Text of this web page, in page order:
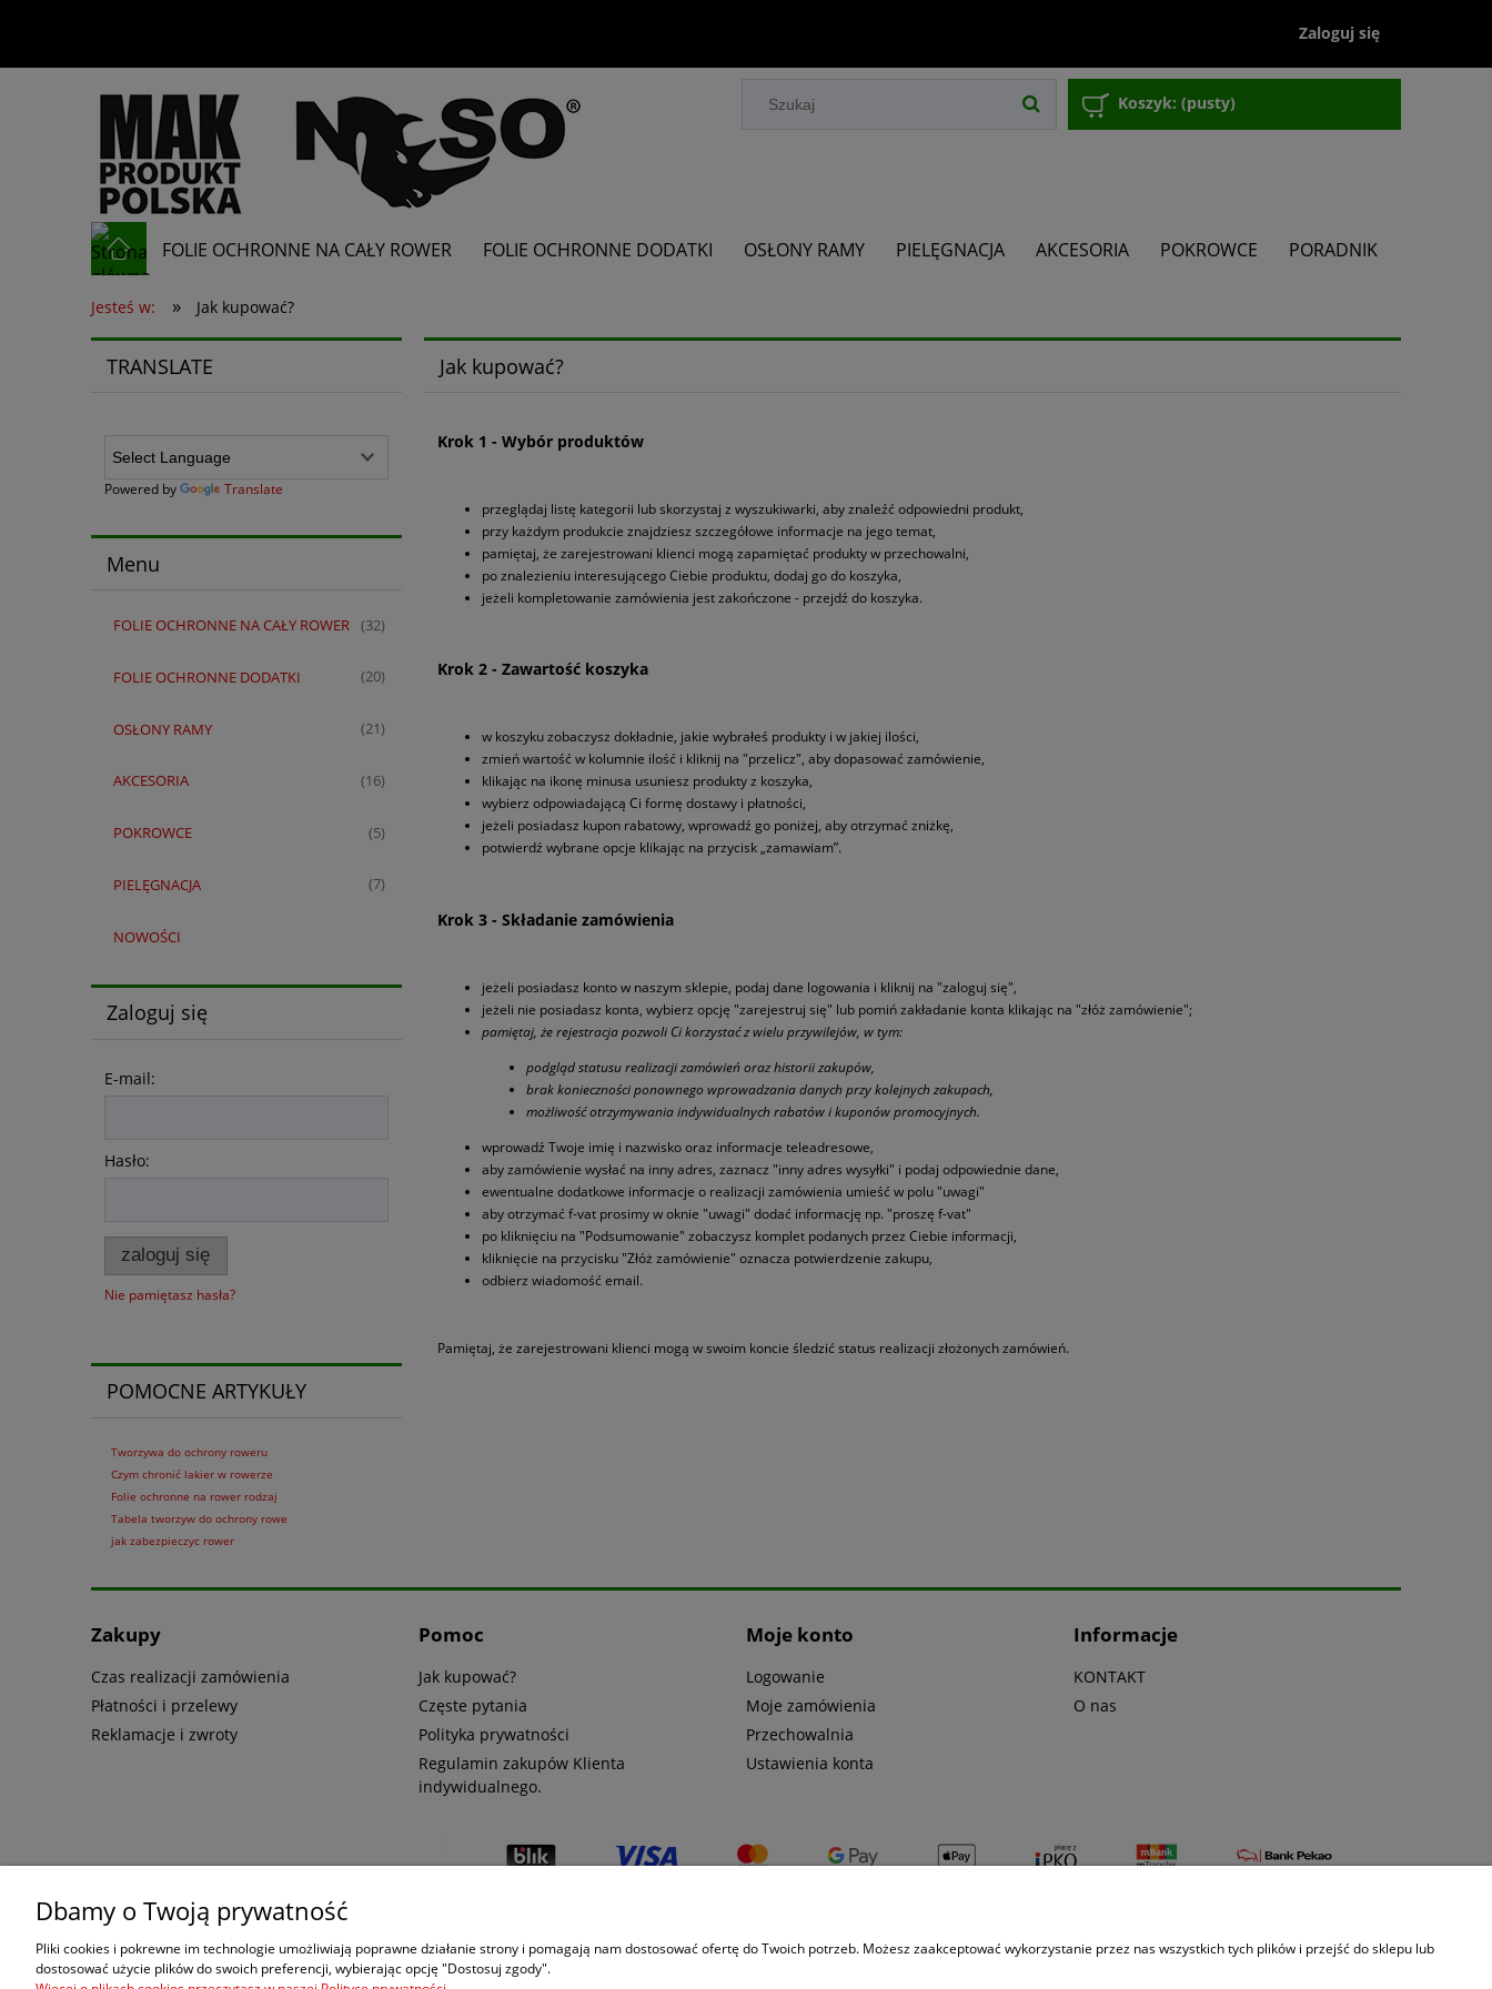
Zaloguj się
Koszyk: (pusty)
FOLIE OCHRONNE NA CAŁY ROWER FOLIE OCHRONNE DODATKI OSŁONY RAMY PIELĘGNACJA AKCESORIA POKROWCE PORADNIK
OSŁONY POD ŁAŃCUCH
Jesteś w: » Jak kupować?
TRANSLATE
Powered by Translate
Menu
FOLIE OCHRONNE NA CAŁY ROWER (32)
FOLIE OCHRONNE DODATKI (20)
OSŁONY RAMY (21)
AKCESORIA (16)
POKROWCE (5)
PIELĘGNACJA (7)
NOWOŚCI
Zaloguj się
E-mail:
Hasło:
zaloguj się
Nie pamiętasz hasła?
POMOCNE ARTYKUŁY
Tworzywa do ochrony roweru
Czym chronić lakier w rowerze
Folie ochronne na rower rodzaj
Tabela tworzyw do ochrony rowe
jak zabezpieczyc rower
Jak kupować?
Krok 1 - Wybór produktów
przeglądaj listę kategorii lub skorzystaj z wyszukiwarki, aby znaleźć odpowiedni produkt,
przy każdym produkcie znajdziesz szczegółowe informacje na jego temat,
pamiętaj, że zarejestrowani klienci mogą zapamiętać produkty w przechowalni,
po znalezieniu interesującego Ciebie produktu, dodaj go do koszyka,
jeżeli kompletowanie zamówienia jest zakończone - przejdź do koszyka.
Krok 2 - Zawartość koszyka
w koszyku zobaczysz dokładnie, jakie wybrałeś produkty i w jakiej ilości,
zmień wartość w kolumnie ilość i kliknij na "przelicz", aby dopasować zamówienie,
klikając na ikonę minusa usuniesz produkty z koszyka,
wybierz odpowiadającą Ci formę dostawy i płatności,
jeżeli posiadasz kupon rabatowy, wprowadź go poniżej, aby otrzymać zniżkę,
potwierdź wybrane opcje klikając na przycisk „zamawiam”.
Krok 3 - Składanie zamówienia
jeżeli posiadasz konto w naszym sklepie, podaj dane logowania i kliknij na "zaloguj się",
jeżeli nie posiadasz konta, wybierz opcję "zarejestruj się" lub pomiń zakładanie konta klikając na "złóż zamówienie";
pamiętaj, że rejestracja pozwoli Ci korzystać z wielu przywilejów, w tym:
podgląd statusu realizacji zamówień oraz historii zakupów,
brak konieczności ponownego wprowadzania danych przy kolejnych zakupach,
możliwość otrzymywania indywidualnych rabatów i kuponów promocyjnych.
wprowadź Twoje imię i nazwisko oraz informacje teleadresowe,
aby zamówienie wysłać na inny adres, zaznacz "inny adres wysyłki" i podaj odpowiednie dane,
ewentualne dodatkowe informacje o realizacji zamówienia umieść w polu "uwagi"
aby otrzymać f-vat prosimy w oknie "uwagi" dodać informację np. "proszę f-vat"
po kliknięciu na "Podsumowanie" zobaczysz komplet podanych przez Ciebie informacji,
kliknięcie na przycisku "Złóż zamówienie" oznacza potwierdzenie zakupu,
odbierz wiadomość email.
Pamiętaj, że zarejestrowani klienci mogą w swoim koncie śledzić status realizacji złożonych zamówień.
Zakupy
Czas realizacji zamówienia
Płatności i przelewy
Reklamacje i zwroty
Pomoc
Jak kupować?
Częste pytania
Polityka prywatności
Regulamin zakupów Klienta
indywidualnego.
Moje konto
Logowanie
Moje zamówienia
Przechowalnia
Ustawienia konta
Informacje
KONTAKT
O nas
Dbamy o Twoją prywatność
Pliki cookies i pokrewne im technologie umożliwiają poprawne działanie strony i pomagają nam dostosować ofertę do Twoich potrzeb. Możesz zaakceptować wykorzystanie przez nas wszystkich tych plików i przejść do sklepu lub
dostosować użycie plików do swoich preferencji, wybierając opcję "Dostosuj zgody".